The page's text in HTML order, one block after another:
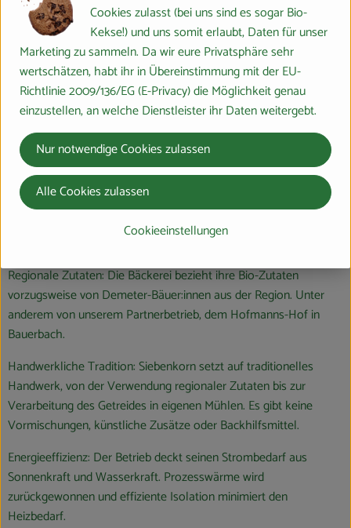
Gruppe echter Öko-Idealisten.
Wie ist Siebenkorn zertifiziert?
Siebenkorn ist eine Demeter-Bäckerei. Dieses Zertifikat garantiert
höchste Standards der biodynamischen Landwirtschaft und
sichert eine natürliche und nachhaltige Lebensmittelherstellung.
Was ist an der Arbeit von Siebenkorn besonders nachhaltig und
ökologisch?
Verwendung alter Getreidesorten: Siebenkorn verwendet gerne
alte Getreidesorten wie Dinkel, Emmer, Einkorn und
Lichtkornroggen. Diese sind genügsam im Anbau, schonen den
Boden und sind ideal für Allergiker:innen.
Regionale Zutaten: Die Bäckerei bezieht ihre Bio-Zutaten
vorzugsweise von Demeter-Bäuer:innen aus der Region. Unter
anderem von unserem Partnerbetrieb, dem Hofmanns-Hof in
Bauerbach.
Handwerkliche Tradition: Siebenkorn setzt auf traditionelles
Handwerk, von der Verwendung regionaler Zutaten bis zur
Verarbeitung des Getreides in eigenen Mühlen. Es gibt keine
Vormischungen, künstliche Zusätze oder Backhilfsmittel.
Energieeffizienz: Der Betrieb deckt seinen Strombedarf aus
Sonnenkraft und Wasserkraft. Prozesswärme wird
zurückgewonnen und effiziente Isolation minimiert den
Heizbedarf.
Cookies zulasst (bei uns sind es sogar Bio-
Kekse!) und uns somit erlaubt, Daten für unser
Marketing zu sammeln. Da wir eure Privatsphäre sehr
wertschätzen, habt ihr in Übereinstimmung mit der EU-
Richtlinie 2009/136/EG (E-Privacy) die Möglichkeit genau
einzustellen, an welche Dienstleister ihr Daten weitergebt.
Cookieeinstellungen
Nur notwendige Cookies zulassen
Alle Cookies zulassen